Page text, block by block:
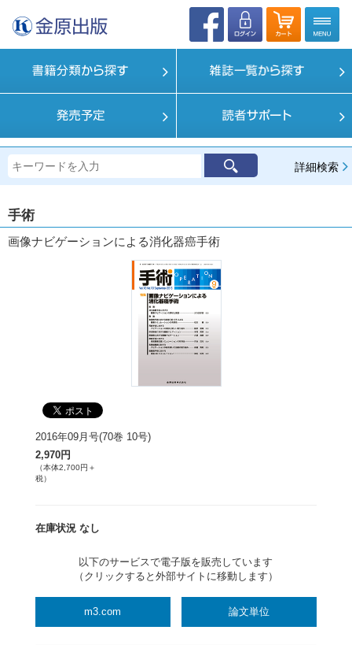
詳細検索
手術
画像ナビゲーションによる消化器癌手術
2016年09月号(70巻 10号)
2,970円
（本体2,700円＋
税）
在庫状況 なし
以下のサービスで電子版を販売しています
（クリックすると外部サイトに移動します）
m3.com 論文単位